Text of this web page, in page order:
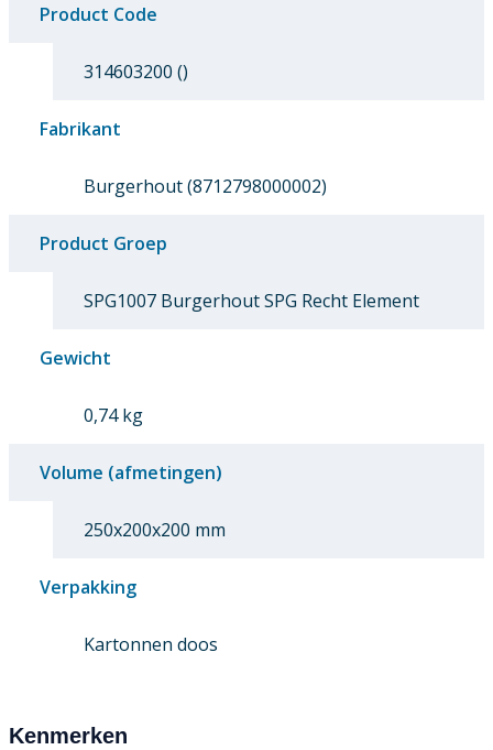
Product Code
314603200 ()
Fabrikant
Burgerhout (8712798000002)
Product Groep
SPG1007 Burgerhout SPG Recht Element
Gewicht
0,74 kg
Volume (afmetingen)
250x200x200 mm
Verpakking
Kartonnen doos
Kenmerken